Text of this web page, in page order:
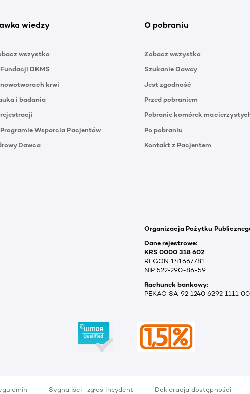
wiedzy
wszystko
DKMS
krwi
i badania
Wsparcia Pacjentów
Dawca
O pobraniu
Zobacz wszystko
Szukanie Dawcy
Jest zgodność
Przed pobraniem
Pobranie komórek
Po pobraniu
Kontakt z Pacjentem
Organizacja Pożytku
Dane rejestrowe:
KRS 0000 318 602
REGON 141667781
NIP 522-290-86-59
Rachunek bankowy:
PEKAO SA 92 1240 6292 1111
Sygnaliści- zgłoś incydent Deklaracja dostępności